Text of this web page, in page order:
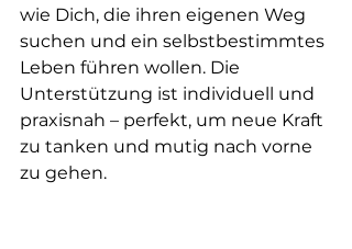
wie Dich, die ihren eigenen Weg
suchen und ein selbstbestimmtes
Leben führen wollen. Die
Unterstützung ist individuell und
praxisnah – perfekt, um neue Kraft
zu tanken und mutig nach vorne
zu gehen.